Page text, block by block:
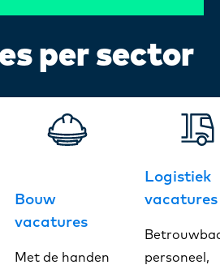
FAQ
per sector
Bouw
vacatures
Met de handen
Logistiek
vacatures
personeel,